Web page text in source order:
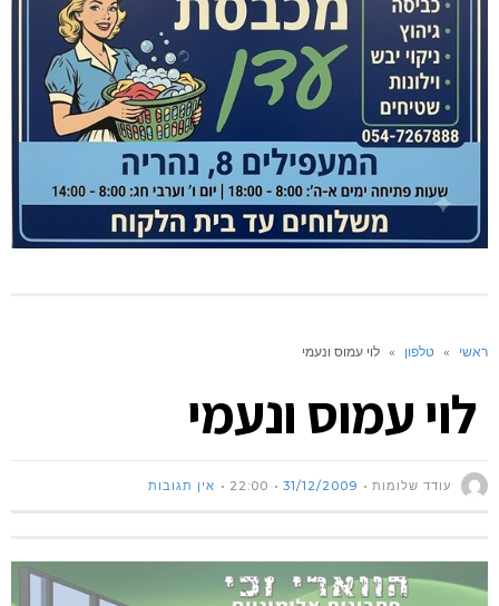
ראשי » טלפון » לוי עמוס ונעמי
לוי עמוס ונעמי
עודד שלומות 31/12/2009
22:00 אין תגובות